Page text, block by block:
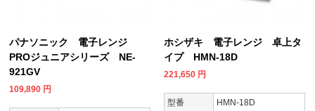
パナソニック 電子レンジ
PROジュニアシリーズ NE-
921GV
109,890 円
ホシザキ 電子レンジ 卓上タ
イプ HMN-18D
221,650 円
型番
HMN-18D